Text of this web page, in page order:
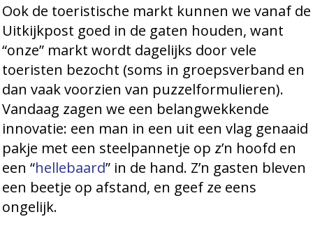
Ook de toeristische markt kunnen we vanaf de
Uitkijkpost goed in de gaten houden, want
“onze” markt wordt dagelijks door vele
toeristen bezocht (soms in groepsverband en
dan vaak voorzien van puzzelformulieren).
Vandaag zagen we een belangwekkende
innovatie: een man in een uit een vlag genaaid
pakje met een steelpannetje op z’n hoofd en
een “hellebaard” in de hand. Z’n gasten bleven
een beetje op afstand, en geef ze eens
ongelijk.